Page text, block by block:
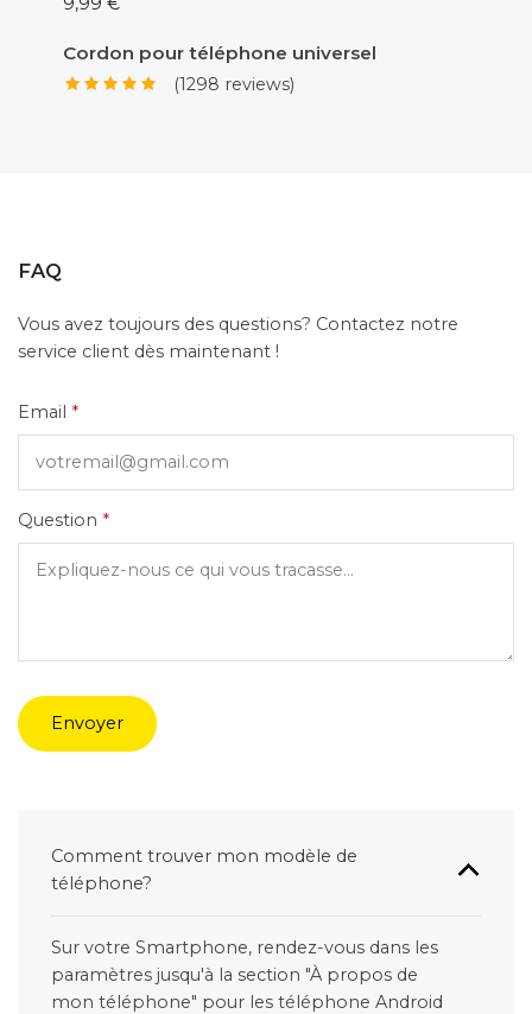
Cordon pour téléphone universel
(1298 reviews)
FAQ
Vous avez toujours des questions? Contactez notre
service client dès maintenant !
Email *
Question *
Envoyer
Comment trouver mon modèle de
téléphone?
Sur votre Smartphone, rendez-vous dans les
paramètres jusqu'à la section "À propos de
mon téléphone" pour les téléphone Android